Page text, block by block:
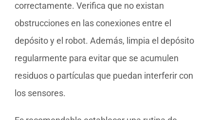
correctamente. Verifica que no existan
obstrucciones en las conexiones entre el
depósito y el robot. Además, limpia el depósito
regularmente para evitar que se acumulen
residuos o partículas que puedan interferir con
los sensores.